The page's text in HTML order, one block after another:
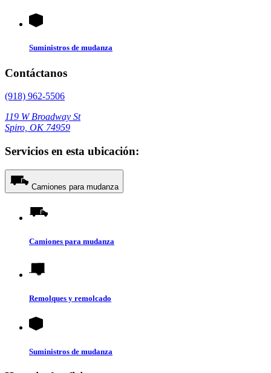
Suministros de mudanza
Contáctanos
(918) 962-5506
119 W Broadway St
Spiro, OK 74959
Servicios en esta ubicación:
Camiones para mudanza
Camiones para mudanza
Remolques y remolcado
Suministros de mudanza